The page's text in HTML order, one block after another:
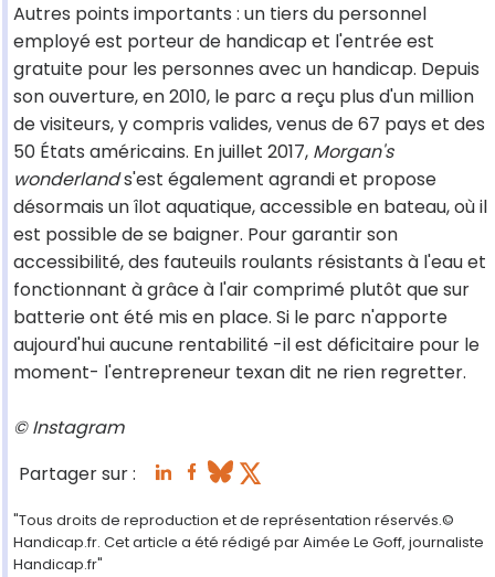
Autres points importants : un tiers du personnel
employé est porteur de handicap et l'entrée est
gratuite pour les personnes avec un handicap. Depuis
son ouverture, en 2010, le parc a reçu plus d'un million
de visiteurs, y compris valides, venus de 67 pays et des
50 États américains. En juillet 2017, Morgan's
wonderlands'est également agrandi et propose
désormais un îlot aquatique, accessible en bateau, où il
est possible de se baigner. Pour garantir son
accessibilité, des fauteuils roulants résistants à l'eau et
fonctionnant à grâce à l'air comprimé plutôt que sur
batterie ont été mis en place. Si le parc n'apporte
aujourd'hui aucune rentabilité -il est déficitaire pour le
moment- l'entrepreneur texan dit ne rien regretter.
© Instagram
Partager sur :
"Tous droits de reproduction et de représentation réservés.©
Handicap.fr. Cet article a été rédigé par Aimée Le Goff, journaliste
Handicap.fr"